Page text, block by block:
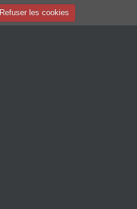
Refuser les cookies